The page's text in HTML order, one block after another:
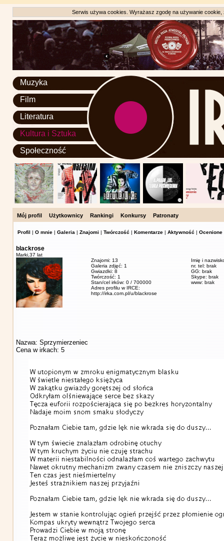
Serwis używa cookies. Wyrażasz zgodę na używanie
Muzyka
Film
Literatura
Kultura i Sztuka
Społeczność
Mój profil Użytkownicy Rankingi Konkursy Patronaty
Profil | O mnie | Galeria | Znajomi | Twórczość | Komentarze | Aktywność | Ocenione
blackrose
Marki, 37 lat
Znajomi: 13
Galeria zdjęć: 1
Gwiazdki: 8
Twórczość: 1
Stan/cel irków: 0 / 700000
Adres profilu w IRCE:
http://irka.com.pl/u/blackrose
Imię i
nr. tel: brak
GG: brak
Skype: brak
www: brak
Nazwa: Sprzymierzeniec
Cena w irkach: 5